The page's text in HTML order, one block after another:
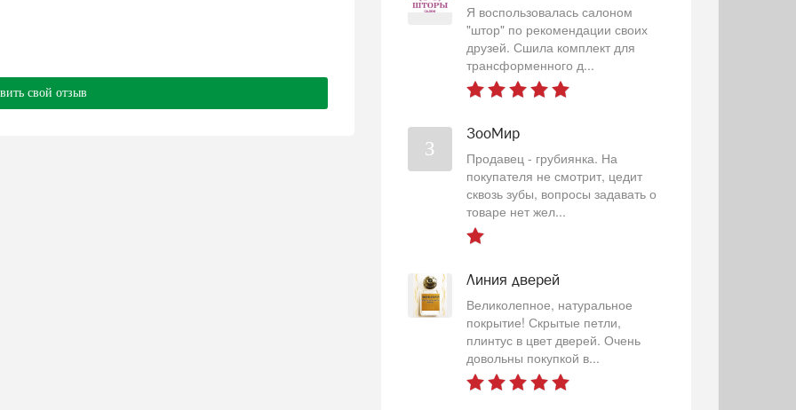
свой отзыв
Я воспользовалась салоном
"штор" по рекомендации своих
друзей. Сшила комплект для
трансформенного д...
З
ЗооМир
Продавец - грубиянка. На
покупателя не смотрит, цедит
сквозь зубы, вопросы задавать о
товаре нет жел...
Линия дверей
Великолепное, натуральное
покрытие! Скрытые петли,
плинтус в цвет дверей. Очень
довольны покупкой в...